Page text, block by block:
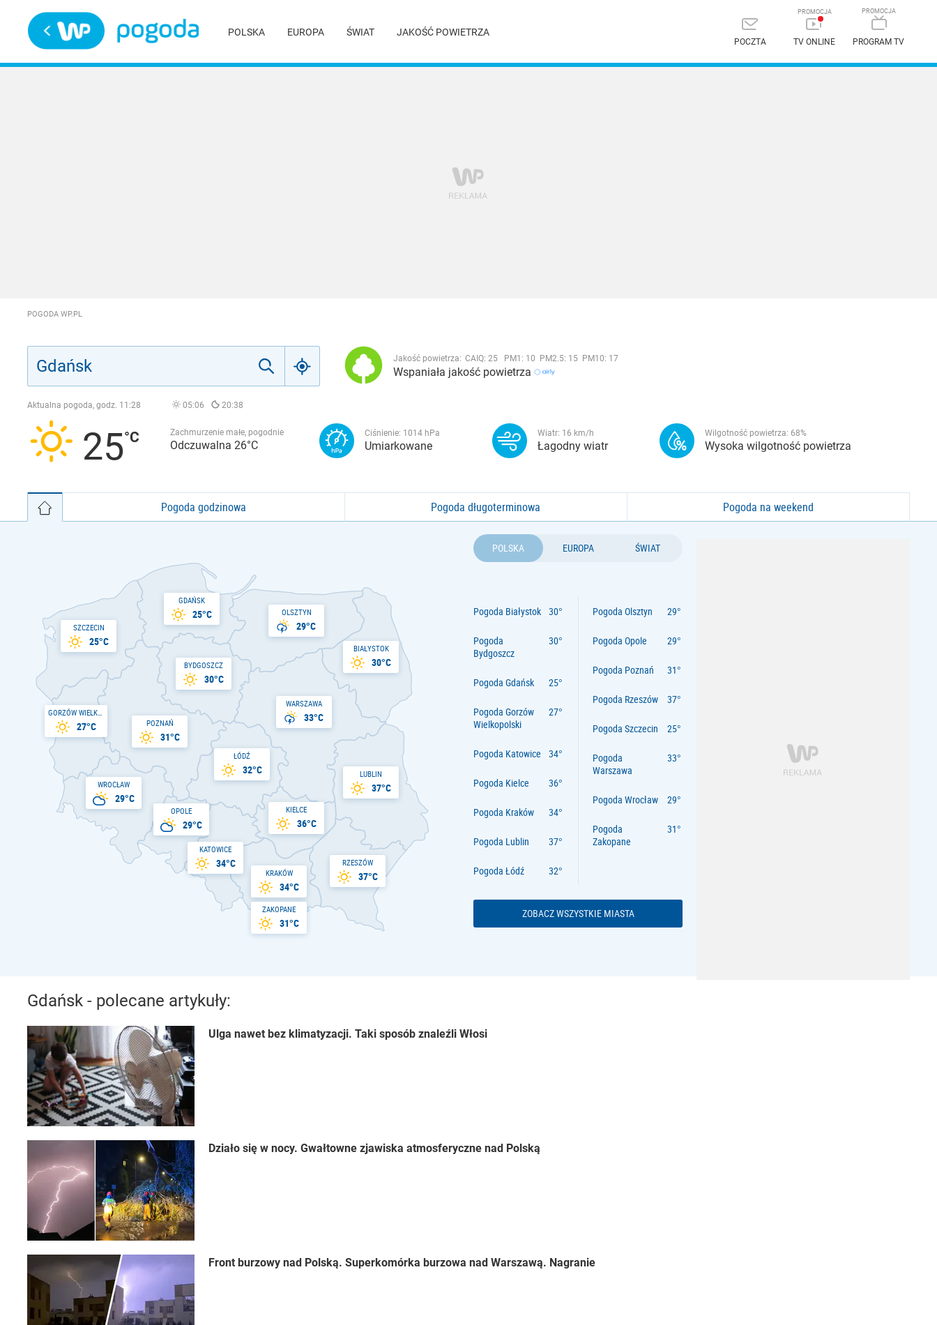
POLSKA EUROPA ŚWIAT JAKOŚĆ POWIETRZA
POCZTA TV ONLINE PROGRAM TV
POGODA WP.PL
Jakość powietrza: CAIQ: 25 PM1: 10 PM2.5: 15 PM10: 17
Wspaniała jakość powietrza
Aktualna pogoda, godz. 11:28 05:06 20:38
25 Zachmurzenie małe, pogodnie
Odczuwalna 26°C
Ciśnienie: 1014 hPa
Umiarkowane
Wiatr: 16 km/h
Łagodny wiatr
Wilgotność powietrza: 68%
Wysoka wilgotność powietrza
Pogoda godzinowa Pogoda długoterminowa Pogoda na weekend
BIAŁYSTOK
30°C
BYDGOSZCZ
30°C
GDAŃSK
25°C
27°C
KATOWICE
34°C
KIELCE
36°C
KRAKÓW
34°C
LUBLIN
37°C
ŁÓDŹ
32°C
OLSZTYN
29°C
OPOLE
29°C
POZNAŃ
31°C
RZESZÓW
37°C
SZCZECIN
25°C
WARSZAWA
33°C
WROCŁAW
29°C
ZAKOPANE
31°C
POLSKA EUROPA ŚWIAT
Pogoda Białystok
Pogoda
Bydgoszcz
Pogoda Gdańsk
Pogoda Gorzów
Wielkopolski
Pogoda Katowice
Pogoda Kielce
Pogoda Kraków
Pogoda Lublin
Pogoda Łódź
Pogoda Olsztyn
Pogoda Opole
Pogoda Poznań
Pogoda Rzeszów
Pogoda Szczecin
Pogoda
Warszawa
Pogoda Wrocław
Pogoda
Zakopane
ZOBACZ WSZYSTKIE MIASTA
Gdańsk - polecane artykuły:
Ulga nawet bez klimatyzacji. Taki sposób znaleźli Włosi
Działo się w nocy. Gwałtowne zjawiska atmosferyczne nad Polską
Front burzowy nad Polską. Superkomórka burzowa nad Warszawą. Nagranie